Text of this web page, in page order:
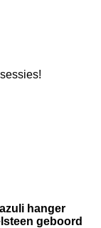
hanger
geboord